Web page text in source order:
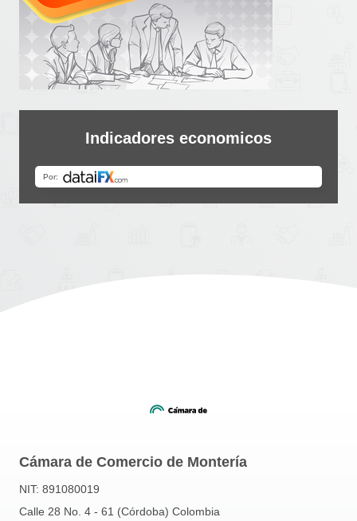
Indicadores economicos
Cámara de Comercio de Montería
NIT: 891080019
Calle 28 No. 4 - 61 (Córdoba) Colombia